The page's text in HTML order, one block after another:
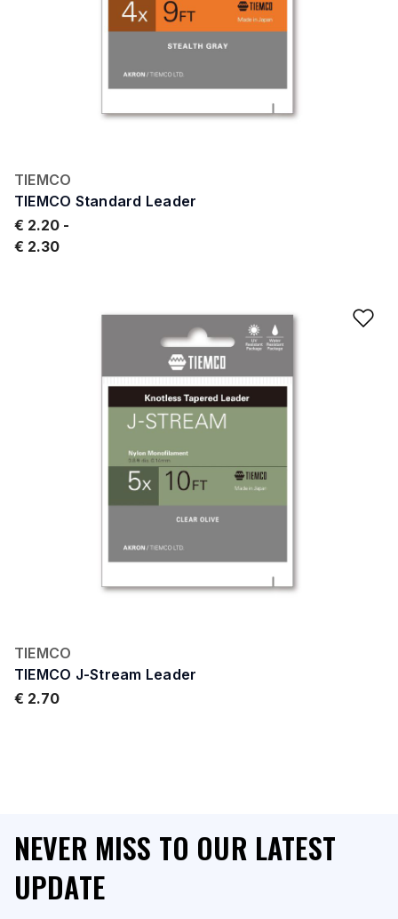
TIEMCO
TIEMCO Standard Leader
€ 2.20
€ 2.30
TIEMCO
TIEMCO J-Stream Leader
€ 2.70
NEVER MISS TO OUR LATEST
UPDATE